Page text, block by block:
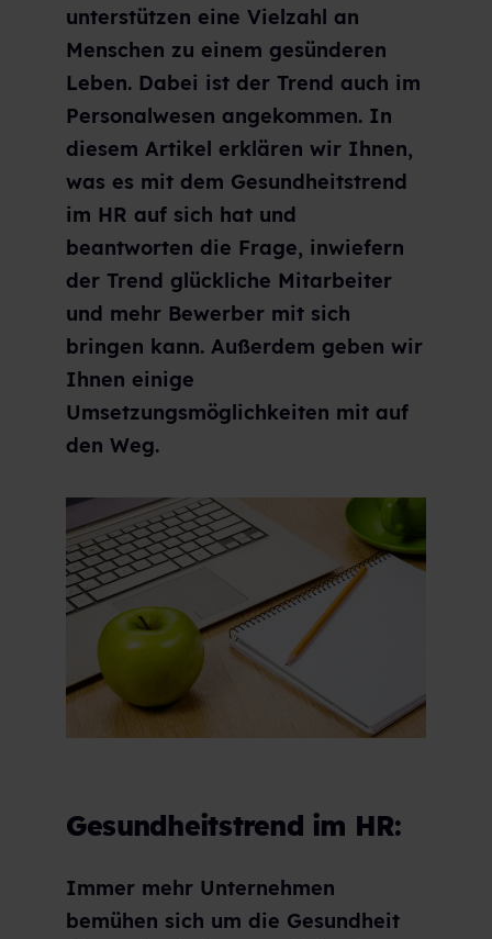
unterstützen eine Vielzahl an
Menschen zu einem gesünderen
Leben. Dabei ist der Trend auch im
Personalwesen angekommen. In
diesem Artikel erklären wir Ihnen,
was es mit dem Gesundheitstrend
im HR auf sich hat und
beantworten die Frage, inwiefern
der Trend glückliche Mitarbeiter
und mehr Bewerber mit sich
bringen kann. Außerdem geben wir
Ihnen einige
Umsetzungsmöglichkeiten mit auf
den Weg.
Gesundheitstrend im HR:
Immer mehr Unternehmen
bemühen sich um die Gesundheit